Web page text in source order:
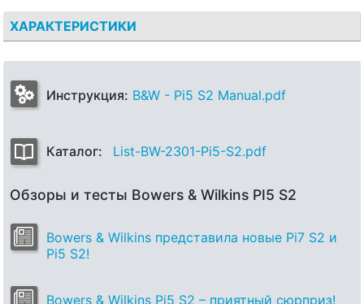
ХАРАКТЕРИСТИКИ
Инструкция: B&W - Pi5 S2 Manual.pdf
Каталог: List-BW-2301-Pi5-S2.pdf
Обзоры и тесты Bowers & Wilkins PI5 S2
Bowers & Wilkins представила новые Pi7 S2 и
Pi5 S2!
Bowers & Wilkins Pi5 S2 – приятный сюрприз!